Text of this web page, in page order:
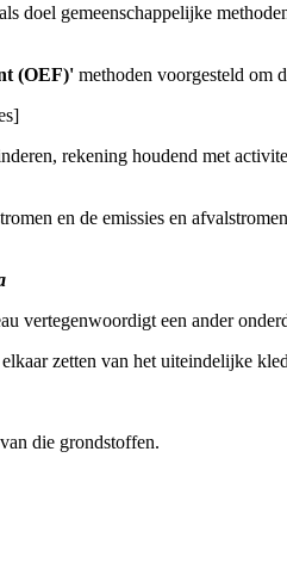
doel gemeenschappelijke
(OEF)' methoden voorgesteld om
rekening houdend met
en de emissies en
vertegenwoordigt een ander
zetten van het uiteindelijke
die grondstoffen.